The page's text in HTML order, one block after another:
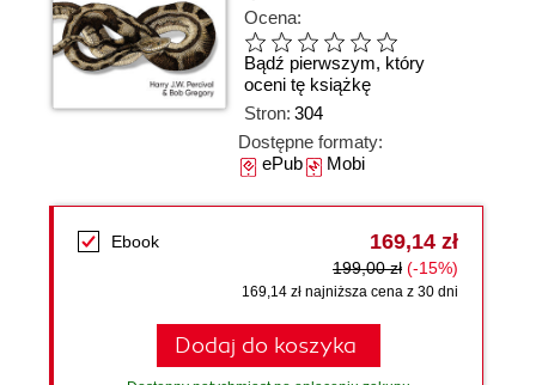
Ocena:
Bądź pierwszym, który
oceni tę książkę
Stron: 304
Dostępne formaty:
ePubMobi
Ebook 169,14 zł
199,00 zł (-15%)
169,14 zł najniższa cena z 30 dni
Dodaj do koszyka